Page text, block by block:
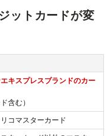
ットカードが変
キスプレスブランドのカー
含む）
コマスターカード